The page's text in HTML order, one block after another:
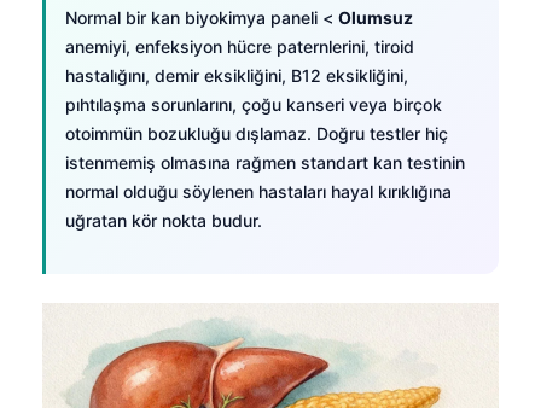
Normal bir kan biyokimya paneli < Olumsuz
anemiyi, enfeksiyon hücre paternlerini, tiroid
hastalığını, demir eksikliğini, B12 eksikliğini,
pıhtılaşma sorunlarını, çoğu kanseri veya birçok
otoimmün bozukluğu dışlamaz. Doğru testler hiç
istenmemiş olmasına rağmen standart kan testinin
normal olduğu söylenen hastaları hayal kırıklığına
uğratan kör nokta budur.